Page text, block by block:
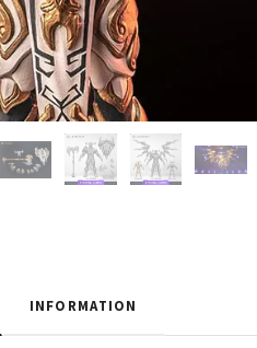
INFORMATION